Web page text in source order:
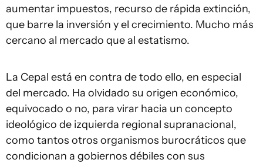
aumentar impuestos, recurso de rápida extinción,
que barre la inversión y el crecimiento. Mucho más
cercano al mercado que al estatismo.
La Cepal está en contra de todo ello, en especial
del mercado. Ha olvidado su origen económico,
equivocado o no, para virar hacia un concepto
ideológico de izquierda regional supranacional,
como tantos otros organismos burocráticos que
condicionan a gobiernos débiles con sus